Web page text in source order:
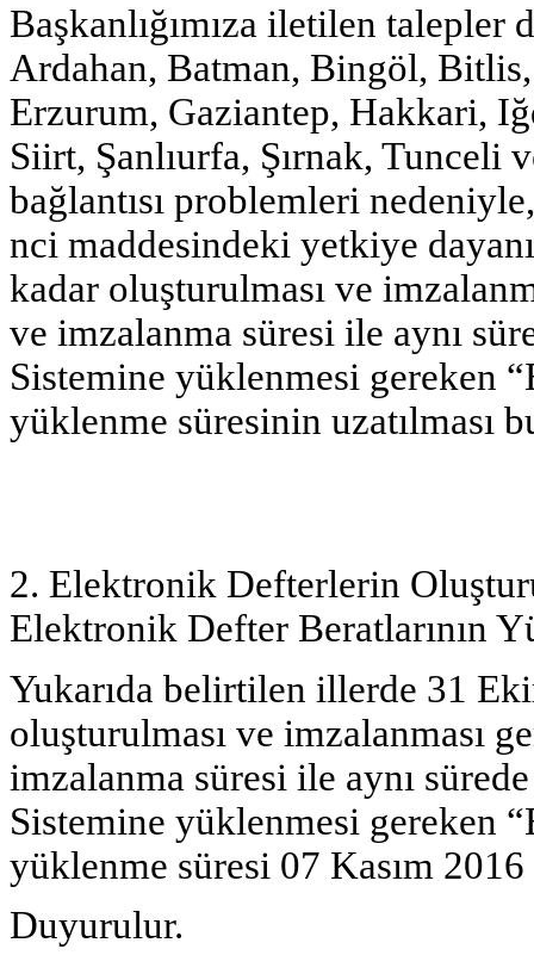
Başkanlığımıza iletilen talepler
Ardahan, Batman, Bingöl,
Erzurum, Gaziantep, Hakkari,
Siirt, Şanlıurfa, Şırnak, Tunceli
bağlantısı problemleri
nci maddesindeki yetkiye
kadar oluşturulması ve
ve imzalanma süresi ile aynı
Sistemine yüklenmesi gereken
yüklenme süresinin uzatılması
2. Elektronik Defterlerin
Elektronik Defter Beratlarının
Yukarıda belirtilen illerde 31
oluşturulması ve imzalanması
imzalanma süresi ile aynı
Sistemine yüklenmesi gereken
yüklenme süresi 07 Kasım 2016
Duyurulur.